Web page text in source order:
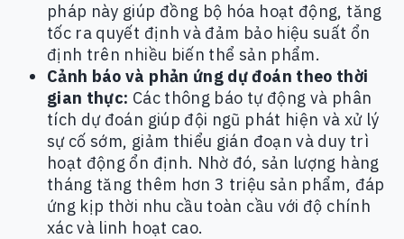
pháp này giúp đồng bộ hóa hoạt động, tăng
tốc ra quyết định và đảm bảo hiệu suất ổn
định trên nhiều biến thể sản phẩm.
Cảnh báo và phản ứng dự đoán theo thời
gian thực: Các thông báo tự động và phân
tích dự đoán giúp đội ngũ phát hiện và xử lý
sự cố sớm, giảm thiểu gián đoạn và duy trì
hoạt động ổn định. Nhờ đó, sản lượng hàng
tháng tăng thêm hơn 3 triệu sản phẩm, đáp
ứng kịp thời nhu cầu toàn cầu với độ chính
xác và linh hoạt cao.